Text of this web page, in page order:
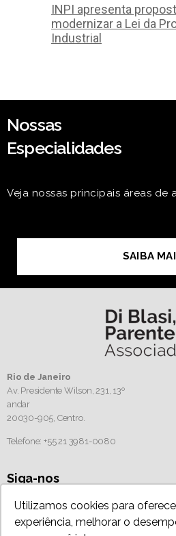
Utilizamos cookies para
experiência, melhorar o
INPI apresenta
modernizar a Lei da
Industrial
Nossas
Especialidades
Veja nossas principais áreas de
SAIBA
Rio de Janeiro
Av. Presidente Wilson, 231, 13º
andar
20030-905, Centro.
Telefone: +55 21 3981-0080
Siga-nos